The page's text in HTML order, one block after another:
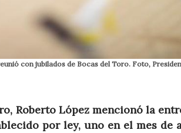
con jubilados de Bocas del Toro. Foto,
Roberto López mencionó la
por ley, uno en el mes de